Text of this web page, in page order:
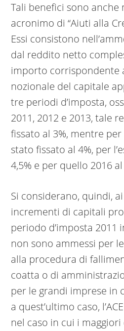
Tali benefici sono anche
acronimo di “Aiuti alla
Essi consistono
dal reddito netto
importo corrispondente
nozionale del capitale
tre periodi d’imposta,
2011, 2012 e 2013, tale
fissato al 3%, mentre per
stato fissato al 4%, per
4,5% e per quello 2016 al
Si considerano, quindi, ai
incrementi di capitali
periodo d’imposta 2011
non sono ammessi per
alla procedura di
coatta o di
per le grandi imprese in
a quest’ultimo caso,
nel caso in cui i